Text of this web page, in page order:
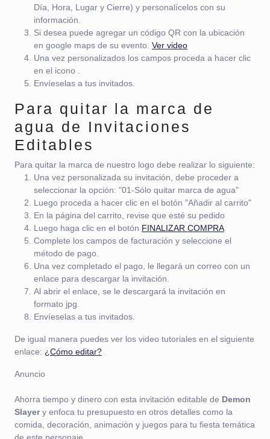
Día, Hora, Lugar y Cierre) y personalícelos con su
información.
Si desea puede agregar un código QR con la ubicación
en google maps de su evento. Ver video
Una vez personalizados los campos proceda a hacer clic
en el icono
Envíeselas a tus invitados.
Para quitar la marca de
agua de Invitaciones
Editables
Para quitar la marca de nuestro logo debe realizar lo siguiente:
Una vez personalizada su invitación, debe proceder a
seleccionar la opción: "01-Sólo quitar marca de agua"
Luego proceda a hacer clic en el botón "Añadir al carrito"
En la página del carrito, revise que esté su pedido
Luego haga clic en el botón FINALIZAR COMPRA
Complete los campos de facturación y seleccione el
método de pago.
Una vez completado el pago, le llegará un correo con un
enlace para descargar la invitación.
Al abrir el enlace, se le descargará la invitación en
formato jpg.
Envíeselas a tus invitados.
De igual manera puedes ver los video tutoriales en el siguiente
enlace: ¿Cómo editar?
Anuncio
Ahorra tiempo y dinero con esta invitación editable de Demon
Slayery enfoca tu presupuesto en otros detalles como la
comida, decoración, animación y juegos para tu fiesta temática